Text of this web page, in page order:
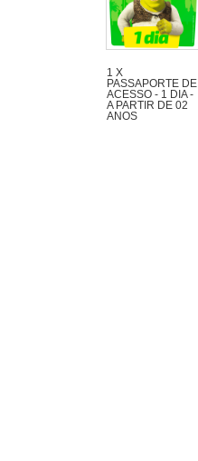
1 X
PASSAPORTE DE
ACESSO - 1 DIA -
A PARTIR DE 02
ANOS